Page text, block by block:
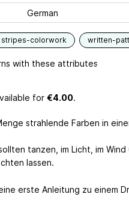
German
stripes-colorwork written-
with these attributes
for €4.00.
strahlende Farben in
tanzen, im Licht, im Wind
lassen.
erste Anleitung zu einem